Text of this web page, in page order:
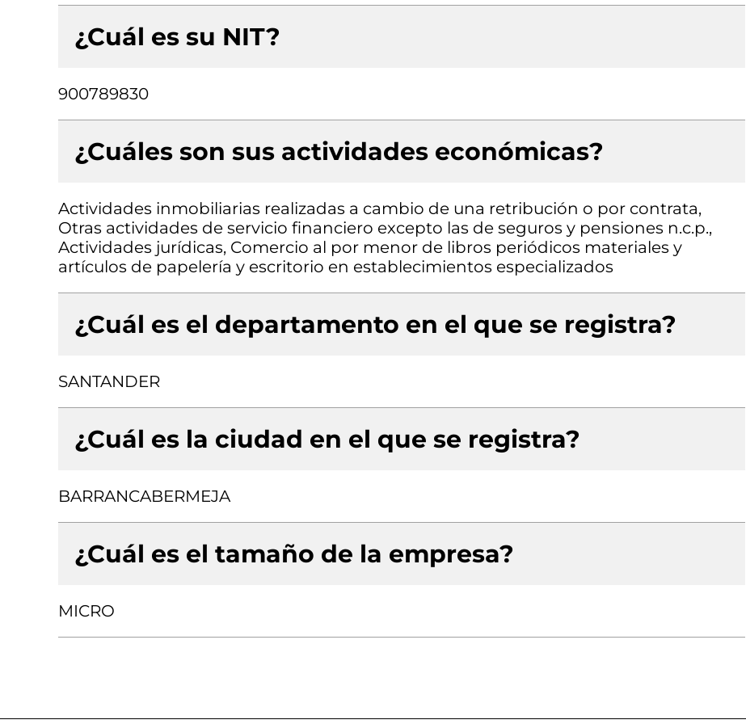
¿Cuál es su NIT?
900789830
¿Cuáles son sus actividades económicas?
Actividades inmobiliarias realizadas a cambio de una retribución o por contrata,
Otras actividades de servicio financiero excepto las de seguros y pensiones n.c.p.,
Actividades jurídicas, Comercio al por menor de libros periódicos materiales y
artículos de papelería y escritorio en establecimientos especializados
¿Cuál es el departamento en el que se registra?
SANTANDER
¿Cuál es la ciudad en el que se registra?
BARRANCABERMEJA
¿Cuál es el tamaño de la empresa?
MICRO